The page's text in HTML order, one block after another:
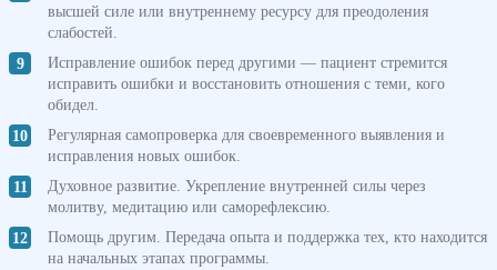
высшей силе или внутреннему ресурсу для преодоления
слабостей.
Исправление ошибок перед другими — пациент стремится
исправить ошибки и восстановить отношения с теми, кого
обидел.
Регулярная самопроверка для своевременного выявления и
исправления новых ошибок.
Духовное развитие. Укрепление внутренней силы через
молитву, медитацию или саморефлексию.
Помощь другим. Передача опыта и поддержка тех, кто находится
на начальных этапах программы.